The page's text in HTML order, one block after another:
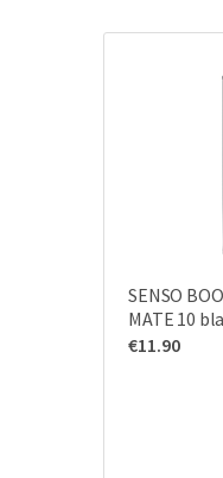
SENSO
MATE 10
€11.90